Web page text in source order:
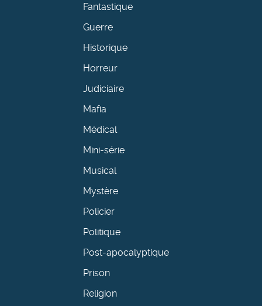
Fantastique
Guerre
Historique
Horreur
Judiciaire
Mafia
Médical
Mini-série
Musical
Mystère
Policier
Politique
Post-apocalyptique
Prison
Religion